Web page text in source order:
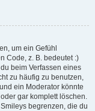
um ein Gefühl
Code, z. B. bedeutet :)
beim Verfassen eines
zu häufig zu benutzen,
ein Moderator könnte
gar komplett löschen.
begrenzen, die du